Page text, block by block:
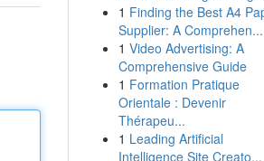
1 Finding the Best A4
Supplier: A Comprehen...
1 Video Advertising: A
Comprehensive Guide
1 Formation Pratique
Orientale : Devenir
Thérapeu...
1 Leading Artificial
Intelligence Site Creato...